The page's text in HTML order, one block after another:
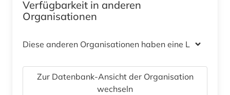
Verfügbarkeit in anderen
Organisationen
Diese anderen Organisationen haben eine Lizenz
Zur Datenbank-Ansicht der Organisation
wechseln